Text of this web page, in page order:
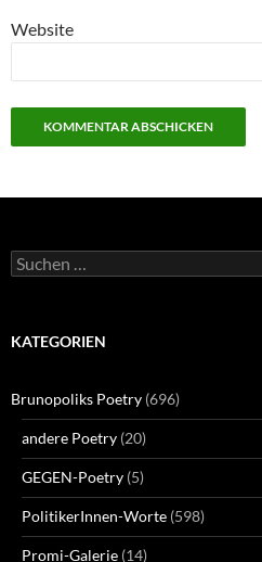
Website
Suchen
nach:
KATEGORIEN
Brunopoliks Poetry (696)
andere Poetry (20)
GEGEN-Poetry (5)
PolitikerInnen-Worte (598)
Promi-Galerie (14)